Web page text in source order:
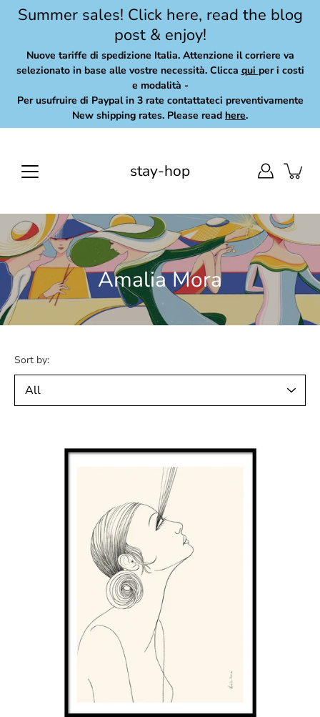
SkipSummer sales! Click here, read the blog
post & enjoy!
Nuove tariffe di spedizione Italia. Attenzione il corriere va
selezionato in base alle vostre necessità. Clicca qui per i costi
e modalità -
Per usufruire di Paypal in 3 rate contattateci preventivamente
New shipping rates. Please read here.
stay-hop
Amalia Mora
Sort by: